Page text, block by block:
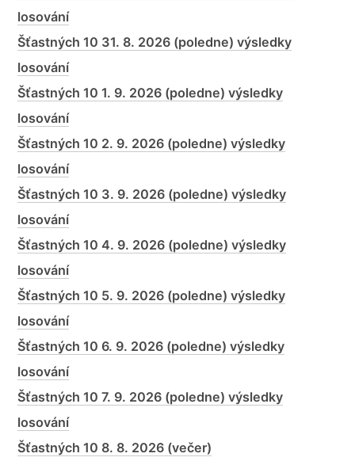
losování
Šťastných 10 31. 8. 2026 (poledne) výsledky
losování
Šťastných 10 1. 9. 2026 (poledne) výsledky
losování
Šťastných 10 2. 9. 2026 (poledne) výsledky
losování
Šťastných 10 3. 9. 2026 (poledne) výsledky
losování
Šťastných 10 4. 9. 2026 (poledne) výsledky
losování
Šťastných 10 5. 9. 2026 (poledne) výsledky
losování
Šťastných 10 6. 9. 2026 (poledne) výsledky
losování
Šťastných 10 7. 9. 2026 (poledne) výsledky
losování
Šťastných 10 8. 8. 2026 (večer)